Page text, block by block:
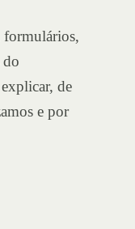
formulários,
do
de
e por